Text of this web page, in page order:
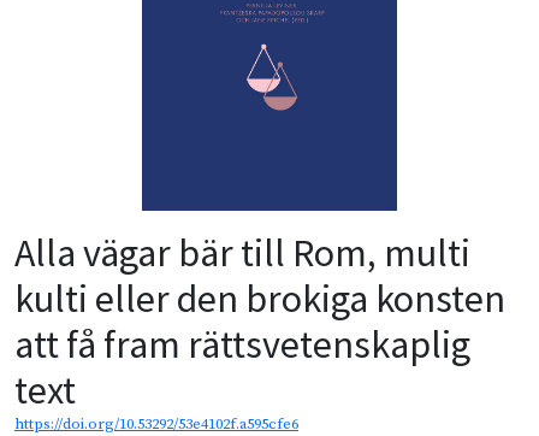
Alla vägar bär till Rom, multi
kulti eller den brokiga konsten
att få fram rättsvetenskaplig
text
https://doi.org/10.53292/53e4102f.a595cfe6